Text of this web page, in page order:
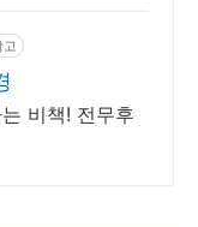
고
비책! 전무후